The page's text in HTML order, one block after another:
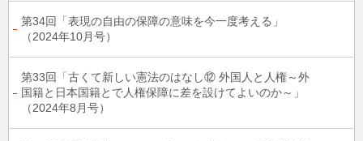
第34回「表現の自由の保障の意味を今一度考える」
（2024年10月号）
第33回「古くて新しい憲法のはなし⑫ 外国人と人権～外
国籍と日本国籍とで人権保障に差を設けてよいのか～」
（2024年8月号）